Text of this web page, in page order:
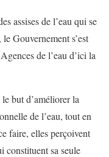
assises de l’eau qui se
Gouvernement s’est
de l’eau d’ici la
but d’améliorer la
de l’eau, tout en
faire, elles perçoivent
constituent sa seule